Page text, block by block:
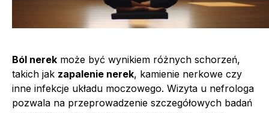
Ból nerek może być wynikiem różnych schorzeń,
takich jak zapalenie nerek, kamienie nerkowe czy
inne infekcje układu moczowego. Wizyta u nefrologa
pozwala na przeprowadzenie szczegółowych badań